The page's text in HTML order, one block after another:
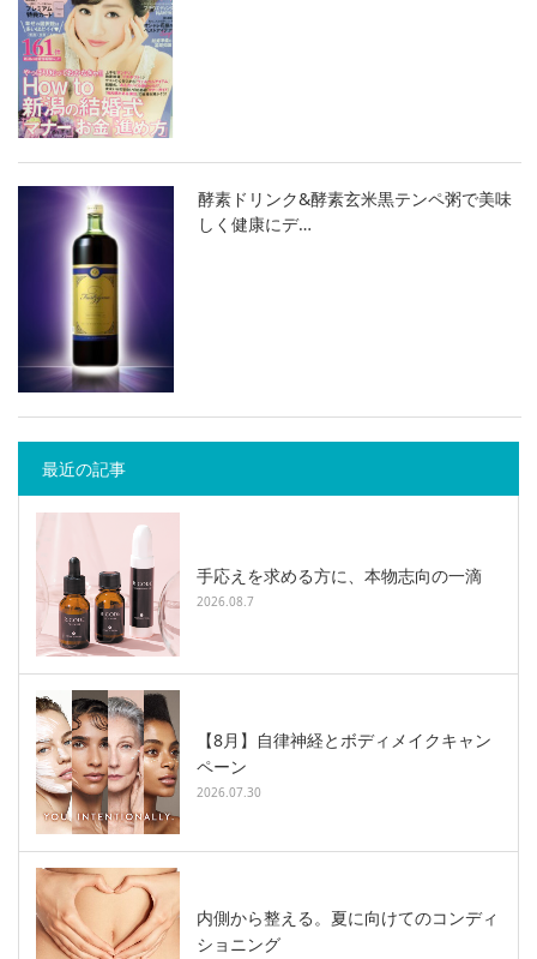
酵素ドリンク&酵素玄米黒テンペ粥で美味
しく健康にデ…
最近の記事
手応えを求める方に、本物志向の一滴
2026.08.7
【8月】自律神経とボディメイクキャン
ペーン
2026.07.30
内側から整える。夏に向けてのコンディ
ショニング